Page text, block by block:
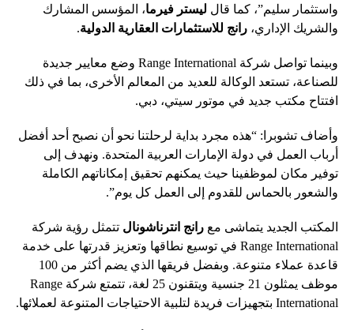
واستثمار سليم”، كما قال ليستر فيرما، المؤسس المشارك
والشريك الإداري، رانج للاستثمارات العقارية الدولية.
وبينما تواصل شركة Range International وضع معايير جديدة
للصناعة، تستعد الوكالة للعديد من المعالم الأخرى، بما في ذلك
افتتاح مكتب جديد في موتور سيتي، دبي.
وأضاف تشوبرا: “هذه مجرد بداية لرحلتنا نحو أن نصبح أحد أفضل
أرباب العمل في دولة الإمارات العربية المتحدة. ونهدف إلى
توفير مكان لموظفينا حيث يمكنهم تحقيق إمكاناتهم الكاملة
والشعور بالحماس للقدوم إلى العمل كل يوم”.
المكتب الجديد يتماشى مع رانج انترناشونال تتمثل رؤية شركة
Range International في توسيع نطاقها وتعزيز قدرتها على خدمة
قاعدة عملاء متنوعة. وبفضل فريقها الذي يضم أكثر من 100
موظف يمثلون 21 جنسية ويتقنون 25 لغة، تتمتع شركة Range
International بتجهيزات فريدة لتلبية الاحتياجات المتنوعة لعملائها.